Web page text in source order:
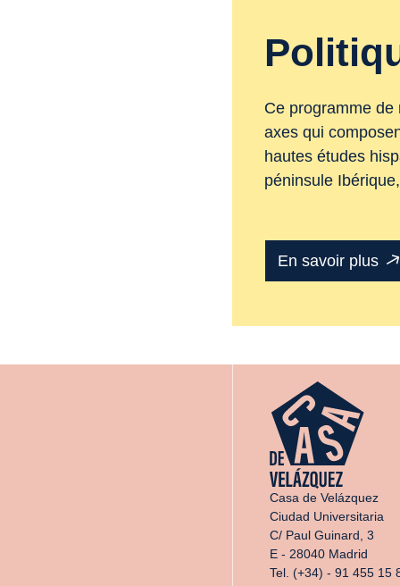
Ce programme
axes qui
hautes études
péninsule
En savoir plus
Casa de Velázquez
Ciudad Universitaria
C/ Paul Guinard, 3
E - 28040 Madrid
Tel. (+34) - 91 455 15